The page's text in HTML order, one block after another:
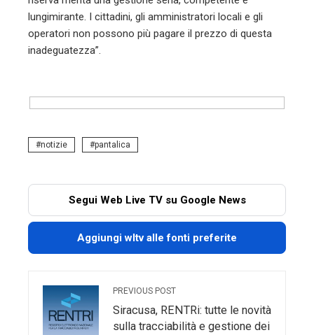
lungimirante. I cittadini, gli amministratori locali e gli
operatori non possono più pagare il prezzo di questa
inadeguatezza”.
notizie pantalica
Segui Web Live TV su Google News
Aggiungi wltv alle fonti preferite
PREVIOUS POST
Siracusa, RENTRi: tutte le novità
sulla tracciabilità e gestione dei